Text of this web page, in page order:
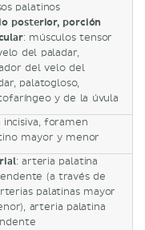
palatinos
posterior, porción
: músculos tensor
del paladar,
del velo del
palatogloso,
y de la úvula
incisiva, foramen
mayor y menor
: arteria palatina
(a través de
palatinas mayor
arteria palatina